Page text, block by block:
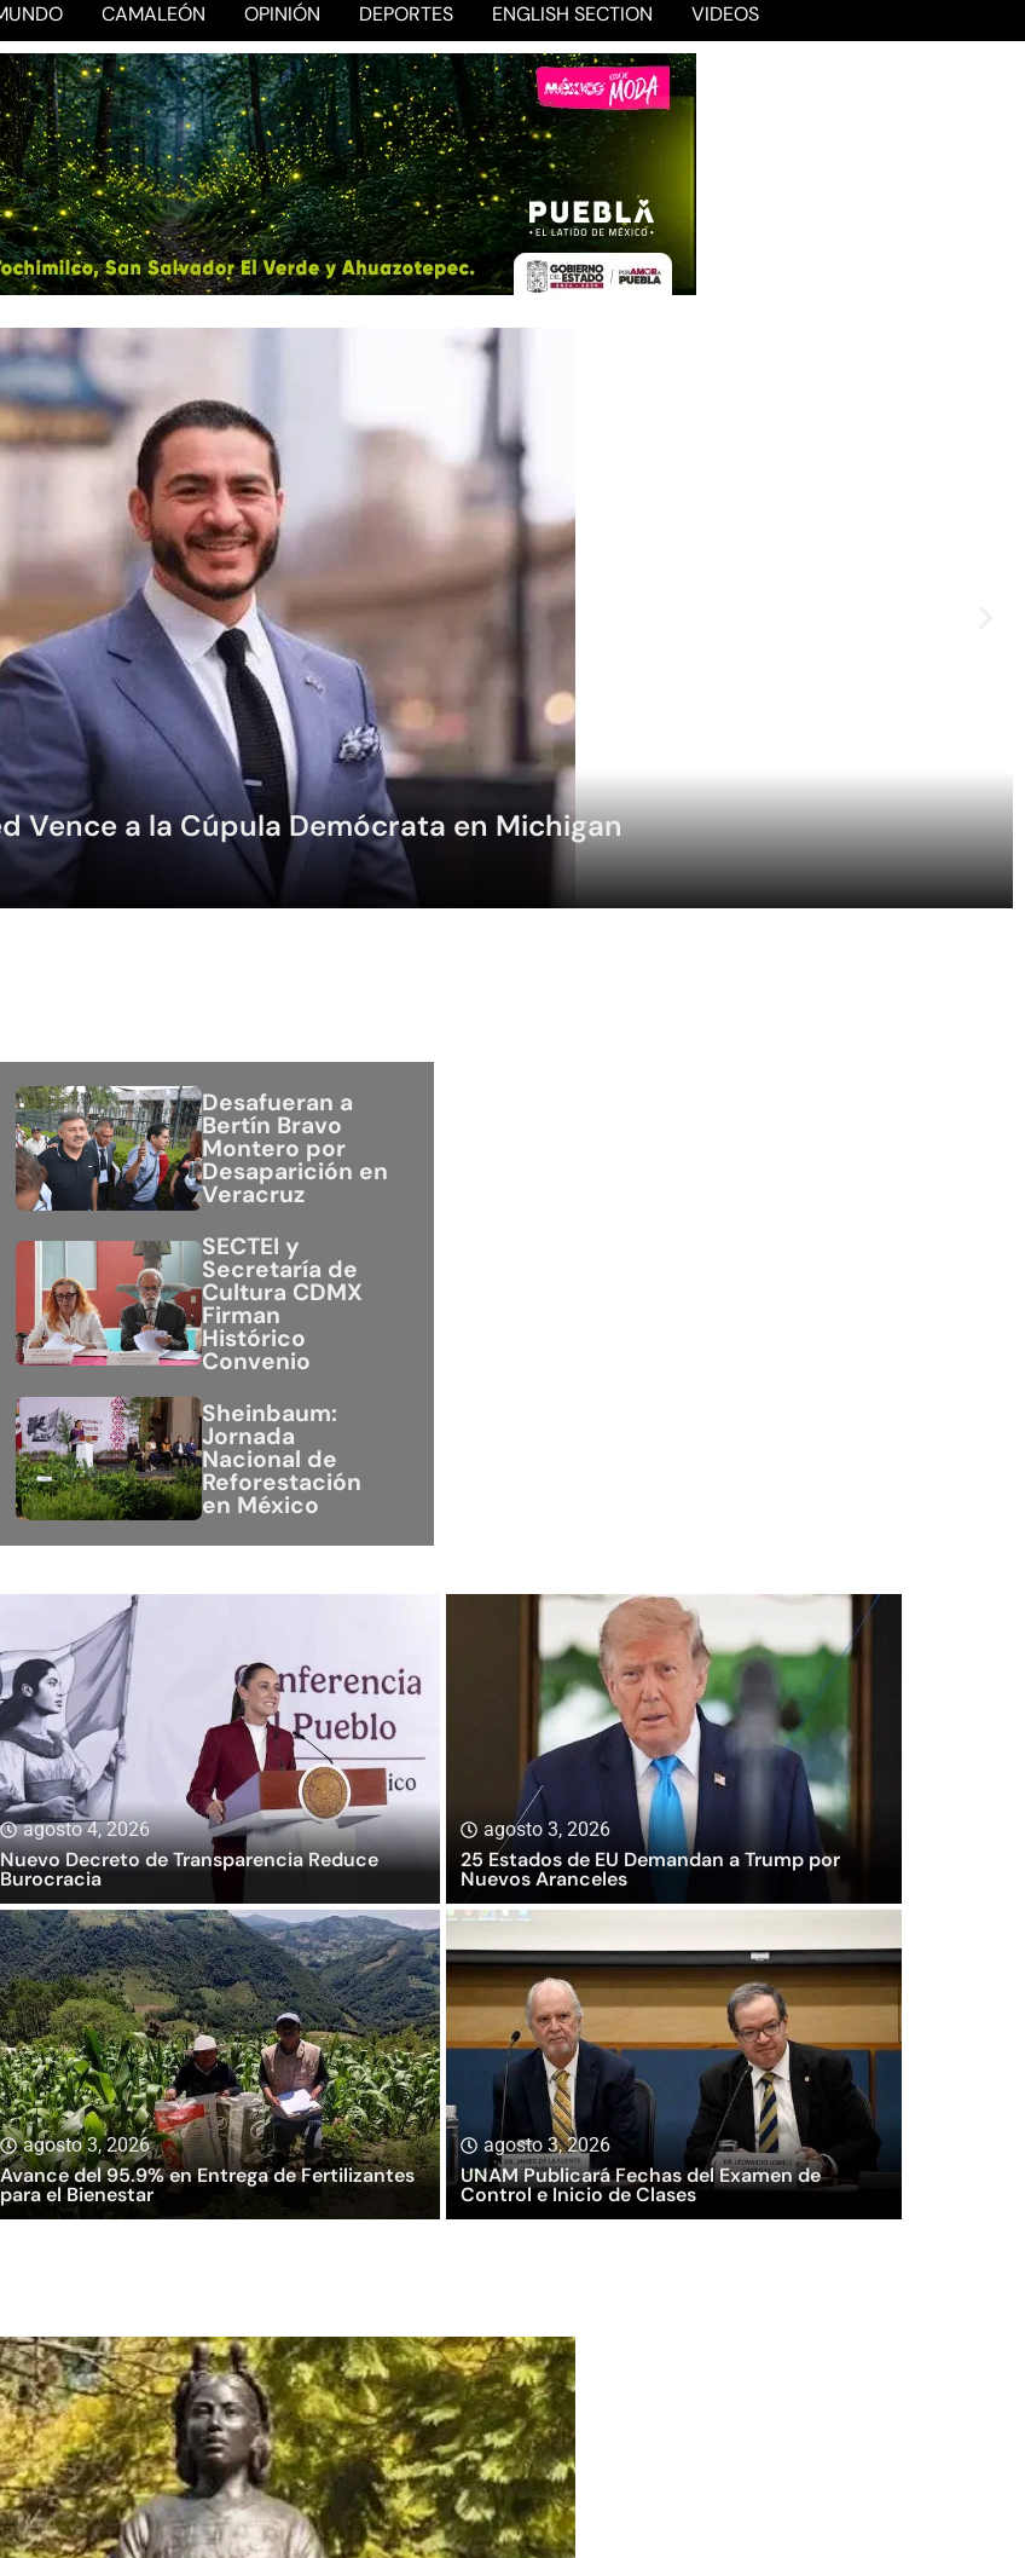
CAMALEÓN OPINIÓN DEPORTES ENGLISH SECTION VIDEOS
Vence a la Cúpula Demócrata en Michigan
avala derechos
de
agrícolas
Desafueran a
Bertín Bravo
Montero por
Desaparición en
Veracruz
SECTEI y
Secretaría de
Cultura CDMX
Firman
Histórico
Convenio
Sheinbaum:
Jornada
Nacional de
Reforestación
en México
agosto 4, 2026
Nuevo Decreto de Transparencia Reduce
Burocracia
agosto 3, 2026
25 Estados de EU Demandan a Trump por
Nuevos Aranceles
agosto 3, 2026
Avance del 95.9% en Entrega de Fertilizantes
para el Bienestar
agosto 3, 2026
UNAM Publicará Fechas del Examen de
Control e Inicio de Clases